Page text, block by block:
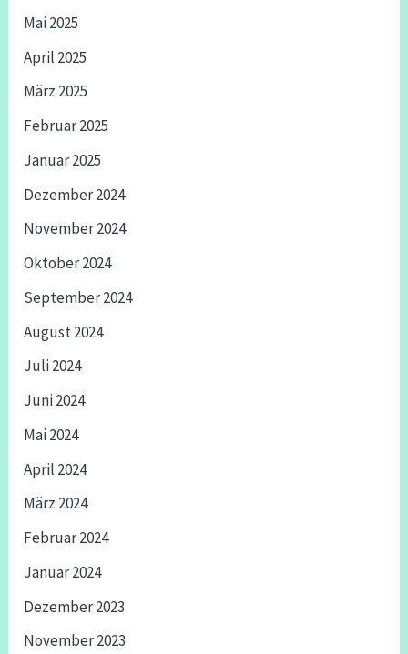
Mai 2025
April 2025
März 2025
Februar 2025
Januar 2025
Dezember 2024
November 2024
Oktober 2024
September 2024
August 2024
Juli 2024
Juni 2024
Mai 2024
April 2024
März 2024
Februar 2024
Januar 2024
Dezember 2023
November 2023